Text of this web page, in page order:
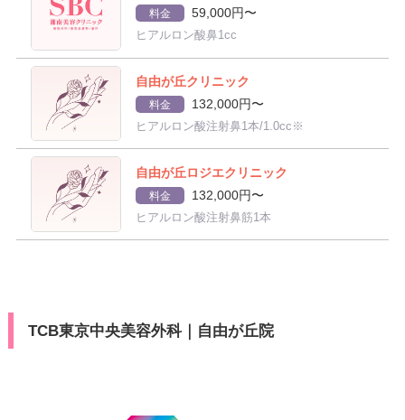
料金 59,000円〜
ヒアルロン酸鼻1cc
自由が丘クリニック
料金 132,000円〜
ヒアルロン酸注射鼻1本/1.0cc※
自由が丘ロジエクリニック
料金 132,000円〜
ヒアルロン酸注射鼻筋1本
TCB東京中央美容外科｜自由が丘院